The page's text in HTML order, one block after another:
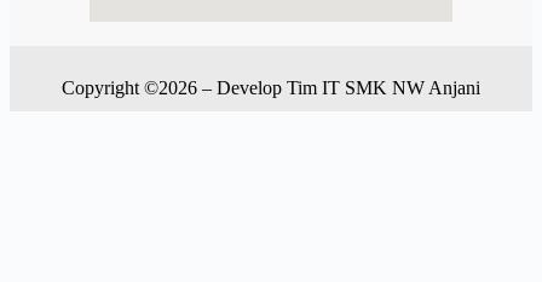
Copyright ©2026 – Develop Tim IT SMK NW Anjani